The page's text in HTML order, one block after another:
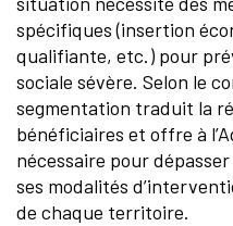
spécifiques (insertion
qualifiante, etc.) pour
sociale sévère. Selon le
segmentation traduit la
bénéficiaires et offre à
nécessaire pour
ses modalités
de chaque territoire.